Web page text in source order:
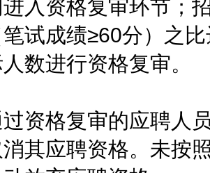
进入资格复审环节；
笔试成绩≥60分）之
数进行资格复审。
格复审的应聘人员
其应聘资格。未按